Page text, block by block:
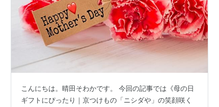
こんにちは。晴田そわかです。 今回の記事では《母の日
ギフトにぴったり｜京つけもの「ニシダや」の笑顔咲く